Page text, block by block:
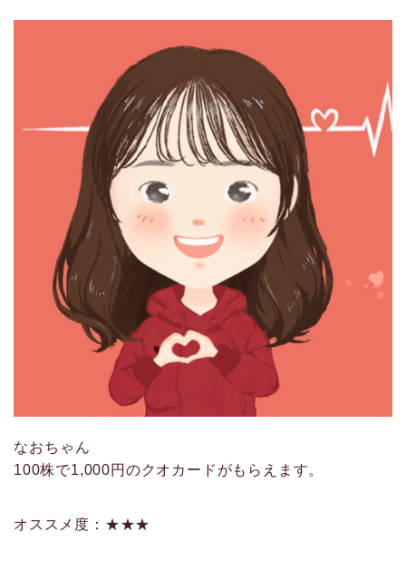
なおちゃん
100株で1,000円のクオカードがもらえます。
オススメ度：★★★